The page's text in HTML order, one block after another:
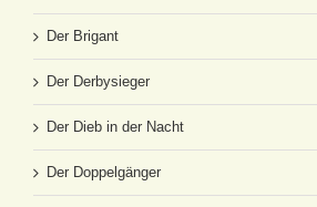
Der Brigant
Der Derbysieger
Der Dieb in der Nacht
Der Doppelgänger